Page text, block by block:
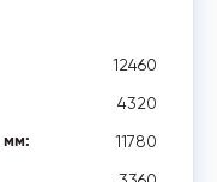
12460
4320
мм: 11780